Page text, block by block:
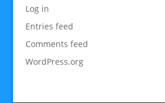
Log in
Entries feed
Comments feed
WordPress.org